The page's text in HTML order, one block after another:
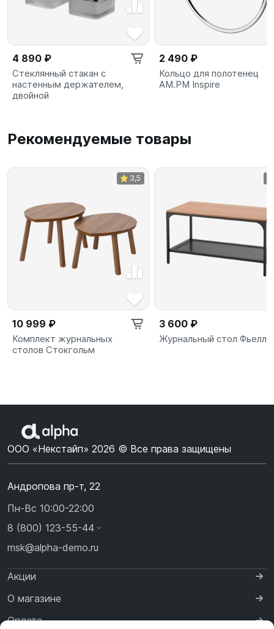
4 890 ₽
Стеклянный стакан с
настенным держателем,
двойной
2 490 ₽
Кольцо для полотенец
AM.PM Inspire
Рекомендуемые товары
3,5
10 999 ₽
Комплект журнальных
столов Стокгольм
3 600 ₽
Журнальный стол
ООО «Некстайп» 2026 © Все права защищены
Андропова пр-т, 22
Пн-Вс 10:00-22:00
8 (800) 123-55-44
msk@alpha-demo.ru
Акции
О магазине
Оплата